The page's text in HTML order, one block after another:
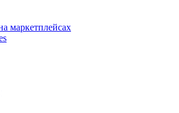
маркетплейсах